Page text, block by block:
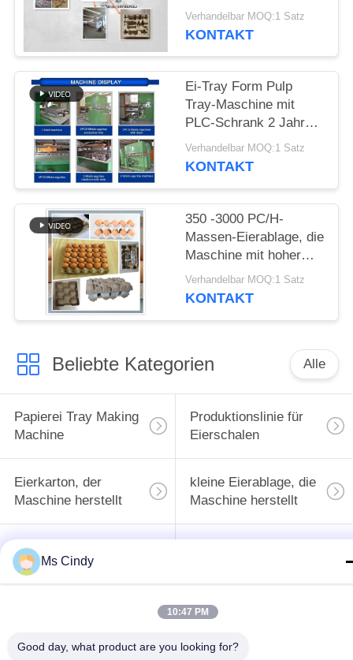
Tray-Machmaschine
Verhandelbar MOQ:1 Satz
KONTAKT
Ei-Tray Form Pulp
Tray-Maschine mit
PLC-Schrank 2 Jahre
Garantie
Verhandelbar MOQ:1 Satz
KONTAKT
350 -3000 PC/H-
Massen-Eierablage, die
Maschine mit hoher
Produktionsgeschwindigkeit
herstellt
Verhandelbar MOQ:1 Satz
KONTAKT
Beliebte Kategorien Alle
Papierei Tray Making
Machine
Produktionslinie für
Eierschalen
Eierkarton, der
Maschine herstellt
kleine Eierablage, die
Maschine herstellt
Maschine zur
Herstellung von
Eierschalen
Ei Tray Packaging
Herstellung von
Ms Cindy
10:47 PM
Good day, what product are you looking for?